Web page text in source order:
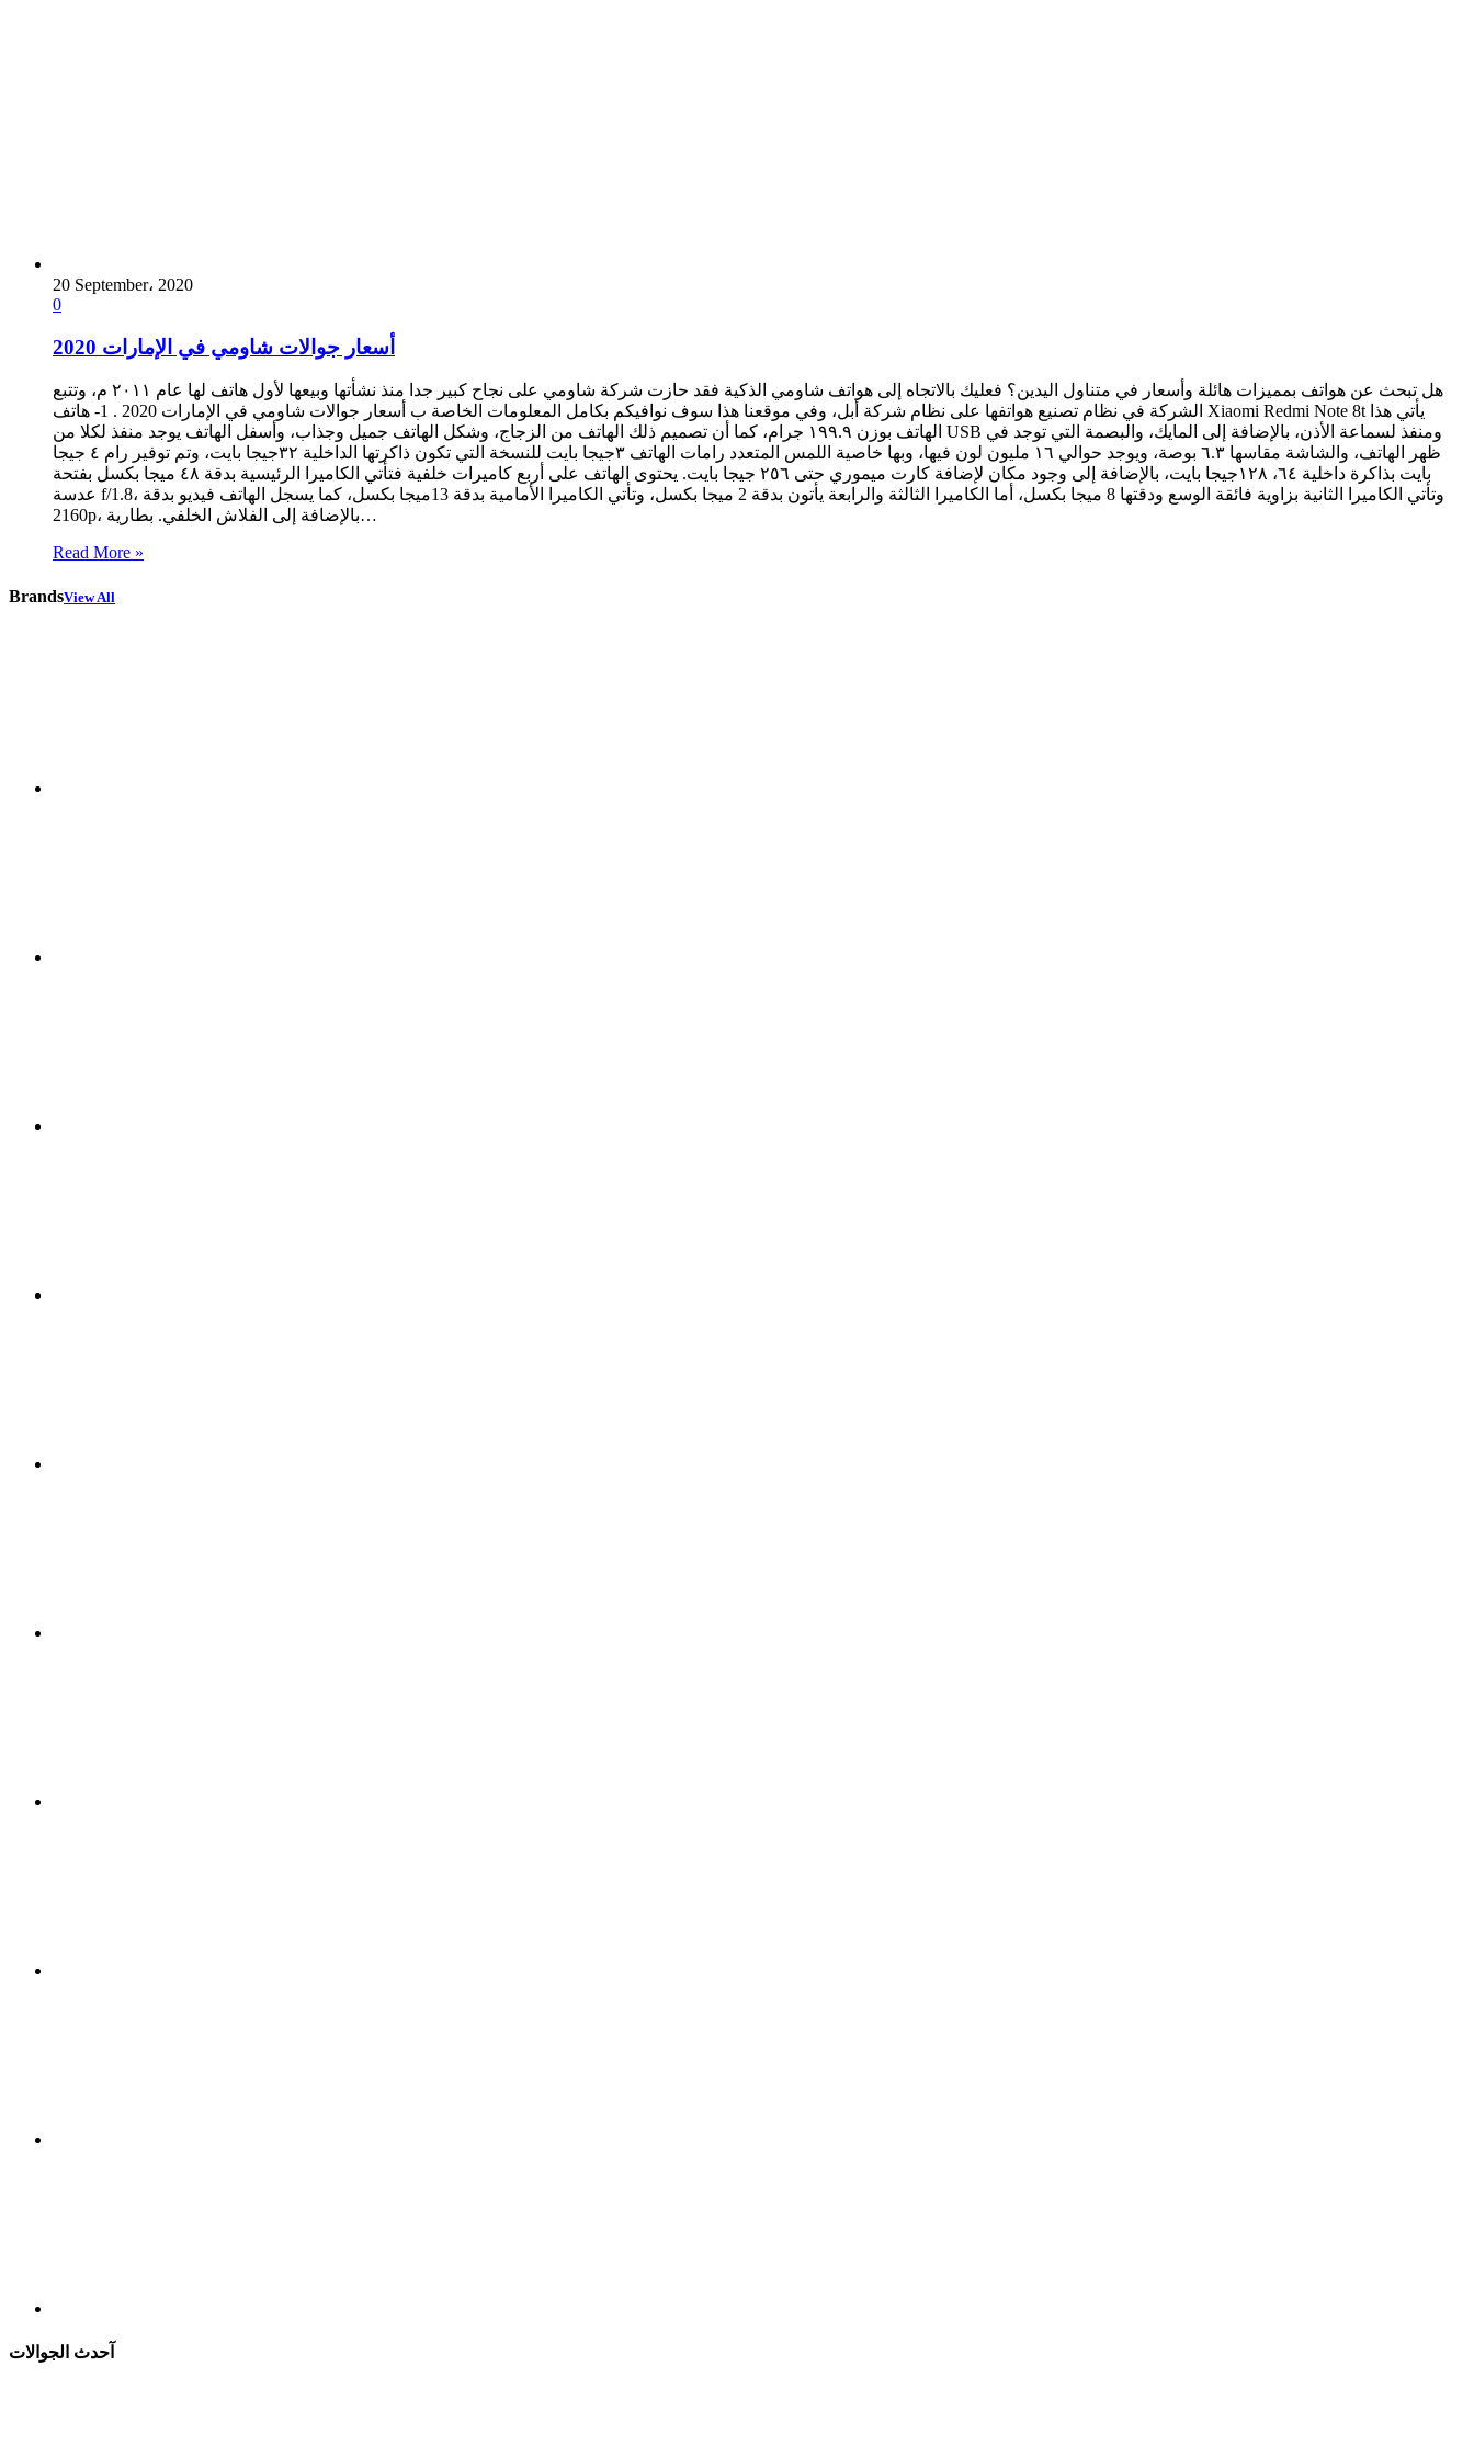
20 September، 2020
0
أسعار جوالات شاومي في الإمارات 2020
هل تبحث عن هواتف بمميزات هائلة وأسعار في متناول اليدين؟ فعليك بالاتجاه إلى هواتف شاومي الذكية فقد حازت شركة شاومي على نجاح كبير جدا منذ نشأتها وبيعها لأول هاتف لها عام ٢٠١١ م، وتتبع
الشركة في نظام تصنيع هواتفها على نظام شركة أبل، وفي موقعنا هذا سوف نوافيكم بكامل المعلومات الخاصة ب أسعار جوالات شاومي في الإمارات 2020 . 1- هاتف Xiaomi Redmi Note 8t يأتي هذا
الهاتف بوزن ١٩٩.٩ جرام، كما أن تصميم ذلك الهاتف من الزجاج، وشكل الهاتف جميل وجذاب، وأسفل الهاتف يوجد منفذ لكلا من USB ومنفذ لسماعة الأذن، بالإضافة إلى المايك، والبصمة التي توجد في
ظهر الهاتف، والشاشة مقاسها ٦.٣ بوصة، ويوجد حوالي ١٦ مليون لون فيها، وبها خاصية اللمس المتعدد رامات الهاتف ٣جيجا بايت للنسخة التي تكون ذاكرتها الداخلية ٣٢جيجا بايت، وتم توفير رام ٤ جيجا
بايت بذاكرة داخلية ٦٤، ١٢٨جيجا بايت، بالإضافة إلى وجود مكان لإضافة كارت ميموري حتى ٢٥٦ جيجا بايت. يحتوى الهاتف على أربع كاميرات خلفية فتأتي الكاميرا الرئيسية بدقة ٤٨ ميجا بكسل بفتحة
عدسة f/1.8، وتأتي الكاميرا الثانية بزاوية فائقة الوسع ودقتها 8 ميجا بكسل، أما الكاميرا الثالثة والرابعة يأتون بدقة 2 ميجا بكسل، وتأتي الكاميرا الأمامية بدقة 13ميجا بكسل، كما يسجل الهاتف فيديو بدقة
2160p، بالإضافة إلى الفلاش الخلفي. بطارية…
Read More »
BrandsView All
آحدث الجوالات